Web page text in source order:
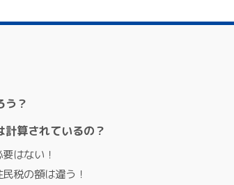
う？
計算されているの？
はない！
税の額は違う！